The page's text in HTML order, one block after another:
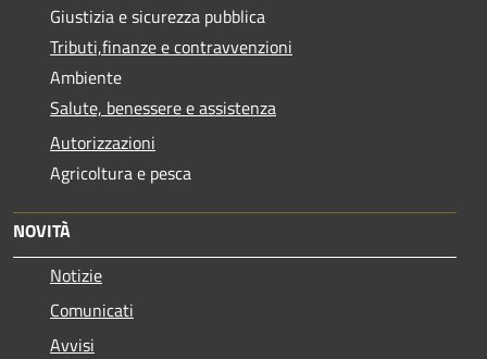
Giustizia e sicurezza pubblica
Tributi,finanze e contravvenzioni
Ambiente
Salute, benessere e assistenza
Autorizzazioni
Agricoltura e pesca
NOVITÀ
Notizie
Comunicati
Avvisi